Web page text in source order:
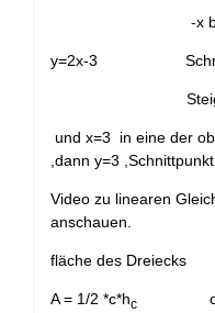
-x bedeutet
y=2x-3
und x=3 in eine der
,dann y=3
Video zu linearen
anschauen.
fläche des Dreiecks
A = 1/2 *c*hc